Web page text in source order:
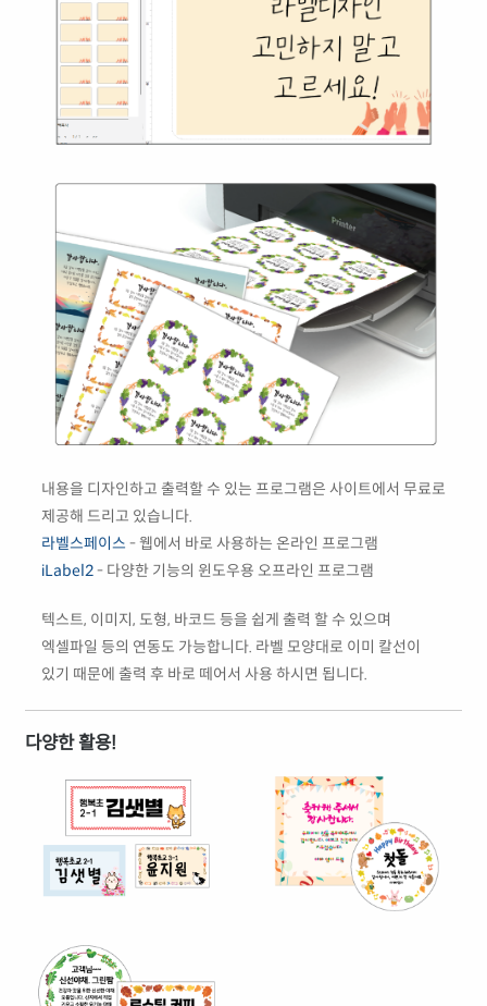
내용을 디자인하고 출력할 수 있는 프로그램은 사이트에서 무료로
제공해 드리고 있습니다.
라벨스페이스 - 웹에서 바로 사용하는 온라인 프로그램
iLabel2- 다양한 기능의 윈도우용 오프라인 프로그램
텍스트, 이미지, 도형, 바코드 등을 쉽게 출력 할 수 있으며
엑셀파일 등의 연동도 가능합니다. 라벨 모양대로 이미 칼선이
있기 때문에 출력 후 바로 떼어서 사용 하시면 됩니다.
다양한 활용!